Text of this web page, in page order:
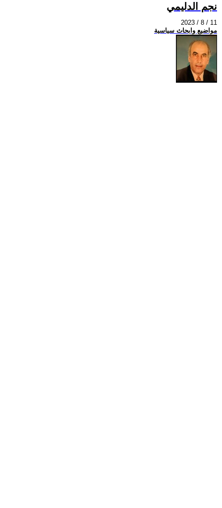
نجم الدليمي
2023 / 8 / 11
مواضيع وابحاث سياسية